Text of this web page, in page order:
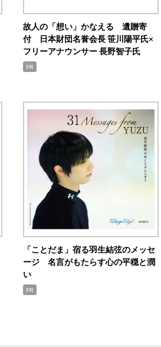
故人の「想い」かなえる 遺贈寄
付 日本財団名誉会長 笹川陽平氏×
フリーアナウンサー 長野智子氏
PR
「ことだま」宿る羽生結弦のメッセ
ージ 名言がもたらす心の平穏と潤
い
PR